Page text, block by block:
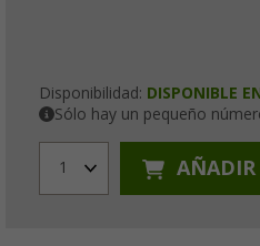
Disponibilidad: DISPONIBLE
Sólo hay un pequeño
1 AÑADIR